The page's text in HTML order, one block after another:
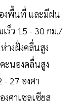
งพื้นที่ และมีฝน
ร็ว 15 - 30 กม./
างฝั่งคลื่นสูง
ะนองคลื่นสูง
27 องศา
ศาเซลเซียส